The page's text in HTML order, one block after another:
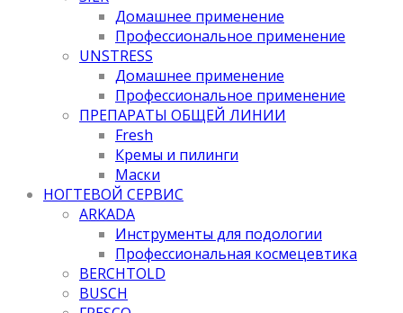
Домашнее применение
Профессиональное применение
UNSTRESS
Домашнее применение
Профессиональное применение
ПРЕПАРАТЫ ОБЩЕЙ ЛИНИИ
Fresh
Кремы и пилинги
Маски
НОГТЕВОЙ СЕРВИС
ARKADA
Инструменты для подологии
Профессиональная космецевтика
BERCHTOLD
BUSCH